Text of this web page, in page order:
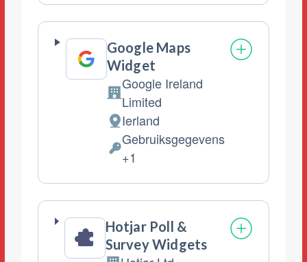
Google Maps
Widget
Bedrijf:
Google Ireland
Limited
Verwerkingslocatie:
Ierland
Verwerkte
Gebruiksgegevens
+1
Hotjar Poll &
Survey Widgets